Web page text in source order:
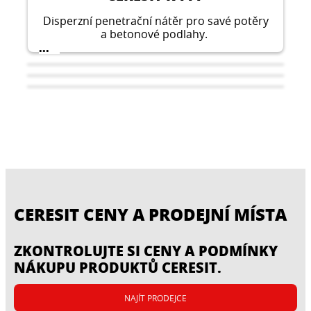
Disperzní penetrační nátěr pro savé potěry
a betonové podlahy.
...
CERESIT R 766
CERESIT R 755
CERESIT CENY A PRODEJNÍ MÍSTA
ZKONTROLUJTE SI CENY A PODMÍNKY
NÁKUPU PRODUKTŮ CERESIT.
NAJÍT PRODEJCE